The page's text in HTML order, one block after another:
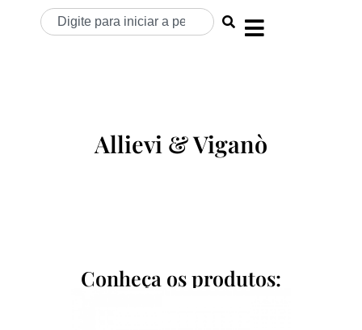
Allievi & Viganò
Conheça os produtos: